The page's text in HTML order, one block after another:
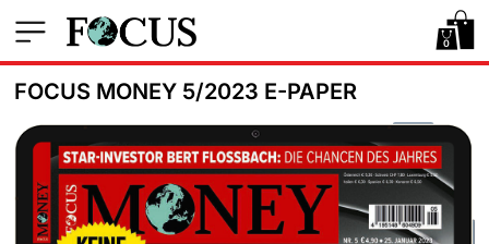
0
FOCUS MONEY 5/2023 E-PAPER